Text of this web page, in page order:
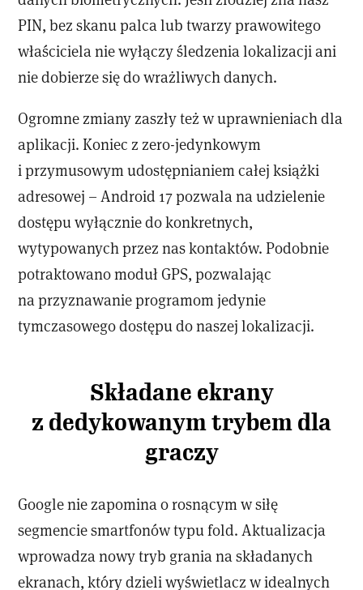
PIN, bez skanu palca lub twarzy prawowitego
właściciela nie wyłączy śledzenia lokalizacji ani
nie dobierze się do wrażliwych danych.
Ogromne zmiany zaszły też w uprawnieniach dla
aplikacji. Koniec z zero-jedynkowym
i przymusowym udostępnianiem całej książki
adresowej – Android 17 pozwala na udzielenie
dostępu wyłącznie do konkretnych,
wytypowanych przez nas kontaktów. Podobnie
potraktowano moduł GPS, pozwalając
na przyznawanie programom jedynie
tymczasowego dostępu do naszej lokalizacji.
Składane ekrany
z dedykowanym trybem dla
graczy
Google nie zapomina o rosnącym w siłę
segmencie smartfonów typu fold. Aktualizacja
wprowadza nowy tryb grania na składanych
ekranach, który dzieli wyświetlacz w idealnych